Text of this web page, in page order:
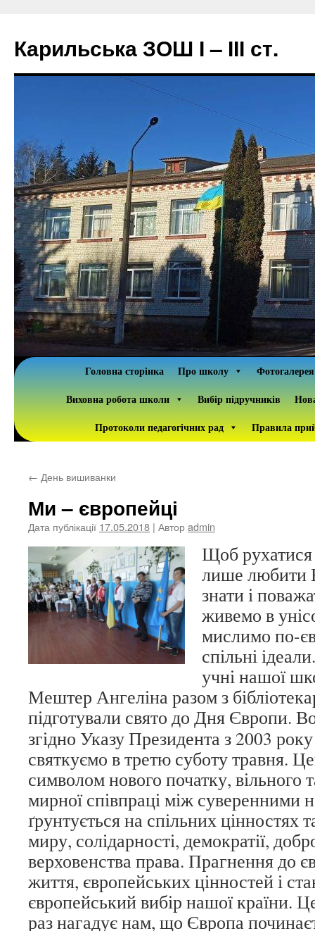
вмісту
Карильська ЗОШ І – ІІІ ст.
Головна сторінка Про школу
Фотогалерея
Виховна робота школи
Вибір підручників
Протоколи педагогічних рад
Правила
← День вишиванки
Ми – європейці
Дата публікації 17.05.2018 | Авторadmin
Щоб рухатися
лише любити
знати і
живемо в
мислимо по-
спільні
учні нашої
Мештер Ангеліна разом з
підготували свято до Дня Європи.
згідно Указу Президента з 2003
святкуємо в третю суботу травня.
символом нового початку, вільного
мирної співпраці між суверенними
ґрунтується на спільних цінностях
миру, солідарності, демократії,
верховенства права. Прагнення до
життя, європейських цінностей і
європейський вибір нашої країни.
раз нагадує нам, що Європа